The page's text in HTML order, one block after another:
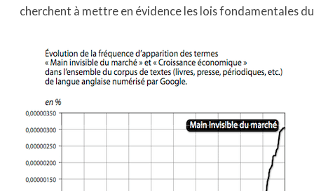
cherchent à mettre en évidence les lois fondamentales